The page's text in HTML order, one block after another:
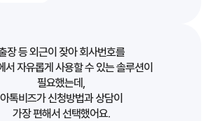
장 등 외근이 잦아 회사번호를
서 자유롭게 사용할 수 있는 솔루션이
필요했는데,
아톡비즈가 신청방법과 상담이
가장 편해서 선택했어요.